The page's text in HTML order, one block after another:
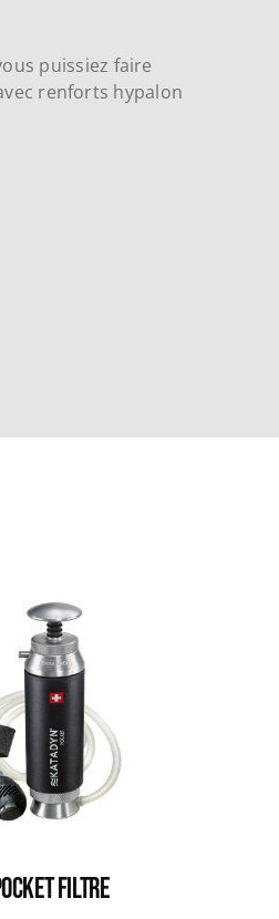
puissiez faire
renforts hypalon
FILTRE